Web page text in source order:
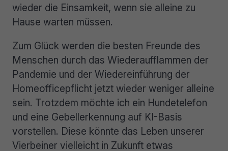
wieder die Einsamkeit, wenn sie alleine zu
Hause warten müssen.
Zum Glück werden die besten Freunde des
Menschen durch das Wiederaufflammen der
Pandemie und der Wiedereinführung der
Homeofficepflicht jetzt wieder weniger alleine
sein. Trotzdem möchte ich ein Hundetelefon
und eine Gebellerkennung auf KI-Basis
vorstellen. Diese könnte das Leben unserer
Vierbeiner vielleicht in Zukunft etwas